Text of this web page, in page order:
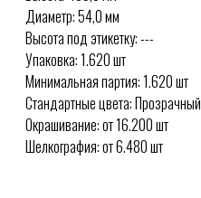
Диаметр: 54,0 мм
Высота под этикетку: ---
Упаковка: 1.620 шт
Минимальная партия: 1.620 шт
Стандартные цвета: Прозрачный
Окрашивание: от 16.200 шт
Шелкография: от 6.480 шт